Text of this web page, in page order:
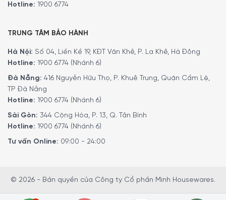
bỏ nhanh chóng các mùi khó chịu trong bếp. Sau khi nấu
nướng, mắm chưng…. chế độ này sẽ nhanh chóng hút sạch
thoáng.
Hotline: 1900 6774
TRUNG TÂM BẢO HÀNH
Hà Nội: Số 04, Liền Kề 19, KĐT Văn Khê, P. La Khê, Hà Đông
Hotline: 1900 6774 (Nhánh 6)
Đà Nẵng: 416 Nguyễn Hữu Thọ, P. Khuê Trung, Quận Cẩm Lệ,
TP Đà Nẵng
Hotline: 1900 6774 (Nhánh 6)
Sài Gòn: 344 Cộng Hòa, P. 13, Q. Tân Bình
Hotline: 1900 6774 (Nhánh 6)
Tư vấn Online: 09:00 - 24:00
© 2026 - Bản quyền của Công ty Cổ phần Minh Housewares.